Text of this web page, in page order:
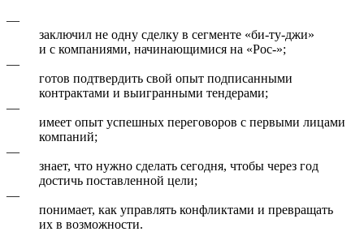
—
заключил не одну сделку в сегменте «би-ту-джи»
и с компаниями, начинающимися на «Рос-»;
—
готов подтвердить свой опыт подписанными
контрактами и выигранными тендерами;
—
имеет опыт успешных переговоров с первыми лицами
компаний;
—
знает, что нужно сделать сегодня, чтобы через год
достичь поставленной цели;
—
понимает, как управлять конфликтами и превращать
их в возможности.